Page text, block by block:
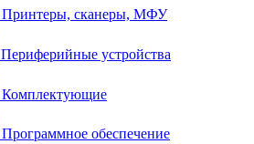
Принтеры, сканеры, МФУ
Периферийные устройства
Комплектующие
Программное обеспечение